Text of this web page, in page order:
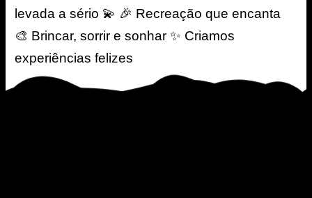
levada a sério 💫 🎉 Recreação que encanta
🎨 Brincar, sorrir e sonhar ✨ Criamos
experiências felizes